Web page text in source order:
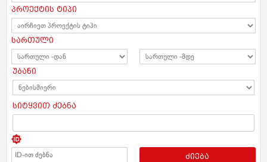
პროექტის ტიპი
სართული
უბანი
სიტყვით ძებნა
ძიება